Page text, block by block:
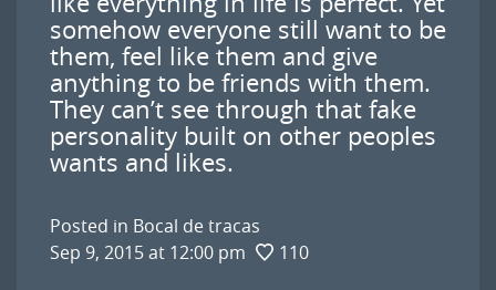
somehow everyone still want to be
them, feel like them and give
anything to be friends with them.
They can’t see through that fake
personality built on other peoples
wants and likes.
Posted in Bocal de tracas
Sep 9, 2015 at 12:00 pm
110